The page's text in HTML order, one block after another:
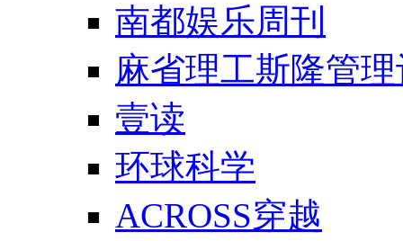
南都娱乐周刊
麻省理工斯隆管
壹读
环球科学
ACROSS穿越